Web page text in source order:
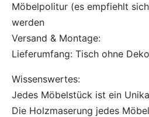
Möbelpolitur (es empfiehlt
werden
Versand & Montage:
Lieferumfang: Tisch ohne
Wissenswertes:
Jedes Möbelstück ist ein
Die Holzmaserung jedes